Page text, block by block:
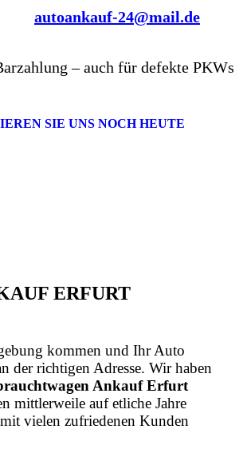
autoankauf-24@mail.de
– auch für defekte PKWs
SIE UNS NOCH HEUTE
ERFURT
kommen und Ihr Auto
der richtigen Adresse. Wir haben
Ankauf Erfurt
mittlerweile auf etliche Jahre
vielen zufriedenen Kunden